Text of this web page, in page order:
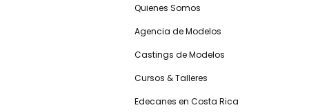
Quienes Somos
Agencia de Modelos
Castings de Modelos
Cursos & Talleres
Edecanes en Costa Rica